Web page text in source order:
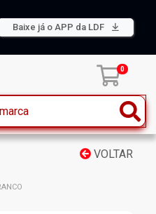
Baixe já o APP da LDF
0
VOLTAR